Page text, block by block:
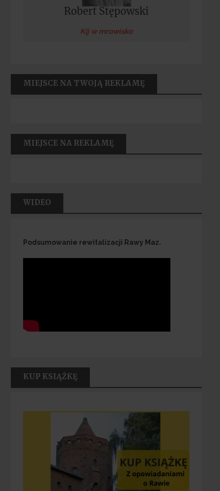
Kij w mrowisko
MIEJSCE NA TWOJĄ REKLAMĘ
MIEJSCE NA REKLAMĘ
WIDEO
Podsumowanie rewitalizacji Rawy Maz.
KUP KSIĄŻKĘ